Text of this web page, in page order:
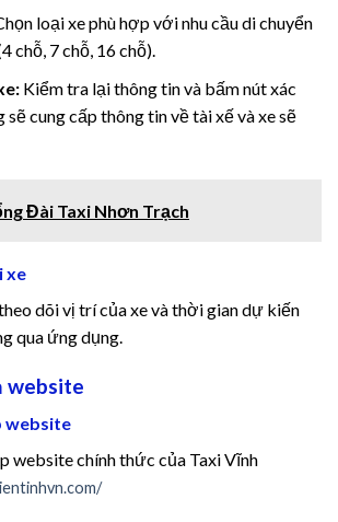
loại xe phù hợp với nhu cầu di chuyển
chỗ, 7 chỗ, 16 chỗ).
Kiểm tra lại thông tin và bấm nút xác
sẽ cung cấp thông tin về tài xế và xe sẽ
Đài Taxi Nhơn Trạch
xe
dõi vị trí của xe và thời gian dự kiến
qua ứng dụng.
website
website
website chính thức của Taxi Vĩnh